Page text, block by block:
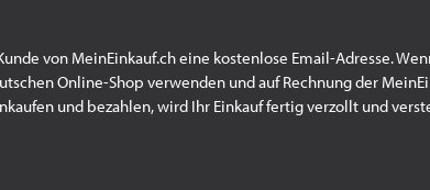
von MeinEinkauf.ch eine kostenlose Email-Adresse.
Online-Shop verwenden und auf Rechnung der
und bezahlen, wird Ihr Einkauf fertig verzollt und